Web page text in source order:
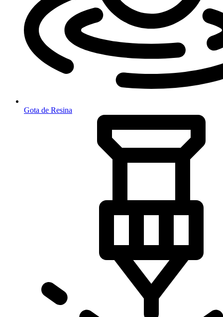
Gota de Resina